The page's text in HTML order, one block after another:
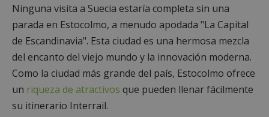
Ninguna visita a Suecia estaría completa sin una
parada en Estocolmo, a menudo apodada "La Capital
de Escandinavia". Esta ciudad es una hermosa mezcla
del encanto del viejo mundo y la innovación moderna.
Como la ciudad más grande del país, Estocolmo ofrece
un riqueza de atractivos que pueden llenar fácilmente
su itinerario Interrail.